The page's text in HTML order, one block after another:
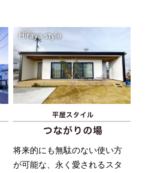
将来的にも無駄のない使い方
が可能な、永く愛されるスタ